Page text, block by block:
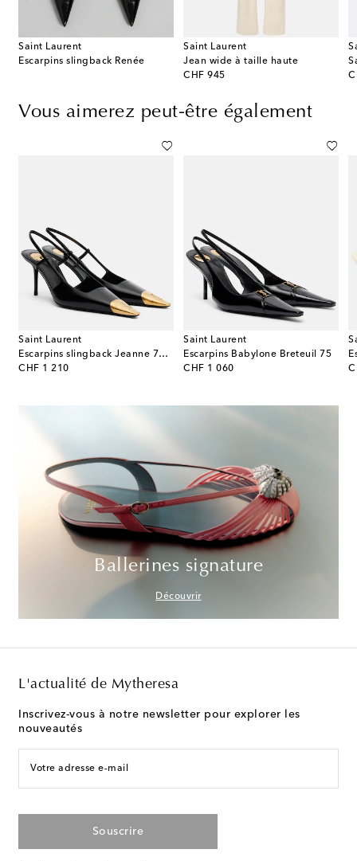
Saint Laurent
Escarpins slingback Renée
Saint Laurent
Jean wide à taille haute
CHF 945
original price
Vous aimerez peut-être également
Saint Laurent
Escarpins slingback Jeanne 75 en cuir
CHF 1 210
original price
Saint Laurent
Escarpins Babylone Breteuil 75
CHF 1 060
original price
Ballerines signature
Découvrir
L'actualité de Mytheresa
Inscrivez-vous à notre newsletter pour explorer les
nouveautés
Votre adresse e-mail
Souscrire